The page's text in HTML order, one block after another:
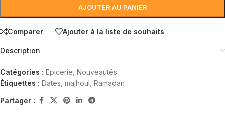
AJOUTER AU PANIER
Comparer Ajouter à la liste de souhaits
Description
Catégories : Epicerie Nouveautés
Étiquettes : Dates majhoul Ramadan
Partager :